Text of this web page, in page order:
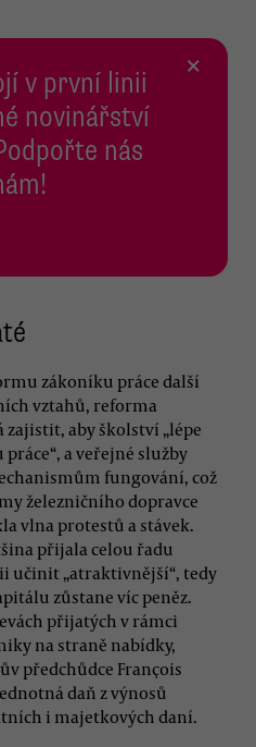
v první linii
novinářství
nás
×
zákoníku práce další
vztahů, reforma
aby školství „lépe
a veřejné služby
fungování, což
železničního dopravce
vlna protestů a stávek.
přijala celou řadu
učinit „atraktivnější“, tedy
zůstane víc peněz.
přijatých v rámci
na straně nabídky,
předchůdce François
daň z výnosů
i majetkových daní.